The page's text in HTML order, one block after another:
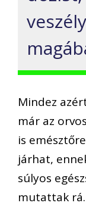
Mindez
már az
is
járhat,
súlyos
mutattak rá.